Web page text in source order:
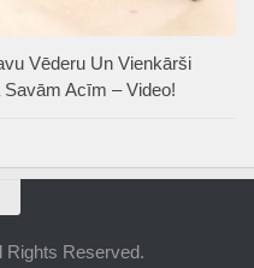
Vēderu Un Vienkārši
Acīm – Video!
Rights Reserved.